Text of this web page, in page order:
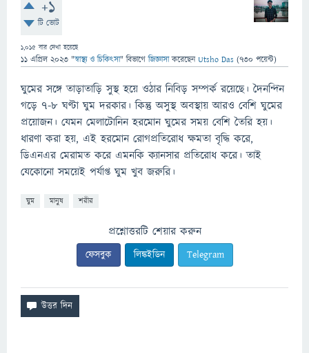
+1
টি ভোট
1,015 বার দেখা হয়েছে
11 এপ্রিল 2023 "স্বাস্থ্য ও চিকিৎসা" বিভাগে জিজ্ঞাসাকরেছেনUtsho Das (730 পয়েন্ট)
ঘুমের সঙ্গে তাড়াতাড়ি সুস্থ হয়ে ওঠার নিবিড় সম্পর্ক রয়েছে। দৈনন্দিন
গড়ে ৭-৮ ঘণ্টা ঘুম দরকার। কিন্তু অসুস্থ অবস্থায় আরও বেশি ঘুমের
প্রয়োজন। যেমন মেলাটোনিন হরমোন ঘুমের সময় বেশি তৈরি হয়।
ধারণা করা হয়, এই হরমোন রোগপ্রতিরোধ ক্ষমতা বৃদ্ধি করে,
ডিএনএর মেরামত করে এমনকি ক্যানসার প্রতিরোধ করে। তাই
যেকোনো সময়েই পর্যাপ্ত ঘুম খুব জরুরি।
ঘুম মানুষ শরীর
প্রশ্নোত্তরটি শেয়ার করুন
ফেসবুক লিঙ্কইডিন Telegram